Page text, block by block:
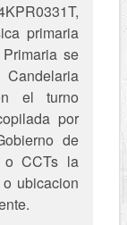
primaria
se
el turno
por
de
o CCTs la
ubicacion